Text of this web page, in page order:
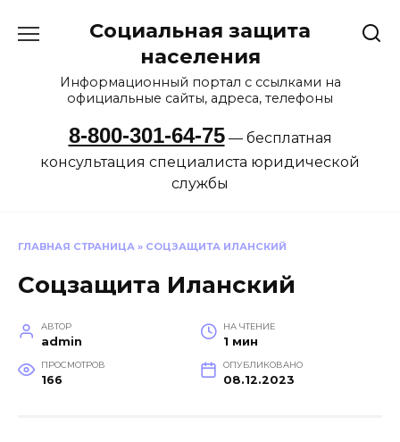
Социальная защита
населения
Информационный портал с ссылками на
официальные сайты, адреса, телефоны
8-800-301-64-75— бесплатная
консультация специалиста юридической
службы
ГЛАВНАЯ СТРАНИЦА » СОЦЗАЩИТА ИЛАНСКИЙ
Соцзащита Иланский
АВТОР
admin
НА ЧТЕНИЕ
1 мин
ПРОСМОТРОВ
166
ОПУБЛИКОВАНО
08.12.2023